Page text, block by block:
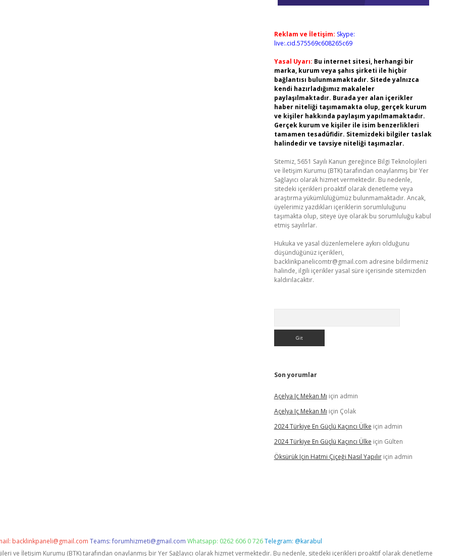
Reklam ve İletişim: Skype:
live:.cid.575569c608265c69
Yasal Uyarı: Bu internet sitesi, herhangi bir
marka, kurum veya şahıs şirketi ile hiçbir
bağlantısı bulunmamaktadır. Sitede yalnızca
kendi hazırladığımız makaleler
paylaşılmaktadır. Burada yer alan içerikler
haber niteliği taşımamakta olup, gerçek kurum
ve kişiler hakkında paylaşım yapılmamaktadır.
Gerçek kurum ve kişiler ile isim benzerlikleri
tamamen tesadüfidir. Sitemizdeki bilgiler taslak
halindedir ve tavsiye niteliği taşımazlar.
Sitemiz, 5651 Sayılı Kanun gereğince Bilgi Teknolojileri
ve İletişim Kurumu (BTK) tarafından onaylanmış bir Yer
Sağlayıcı olarak hizmet vermektedir. Bu nedenle,
sitedeki içerikleri proaktif olarak denetleme veya
araştırma yükümlülüğümüz bulunmamaktadır. Ancak,
üyelerimiz yazdıkları içeriklerin sorumluluğunu
taşımakta olup, siteye üye olarak bu sorumluluğu kabul
etmiş sayılırlar.
Hukuka ve yasal düzenlemelere aykırı olduğunu
düşündüğünüz içerikleri,
backlinkpanelicomtr@gmail.com adresine bildirmeniz
halinde, ilgili içerikler yasal süre içerisinde sitemizden
kaldırılacaktır.
Son yorumlar
Açelya Iç Mekan Mı için admin
Açelya Iç Mekan Mı için Çolak
2024 Türkiye En Güçlü Kaçıncı Ülke için admin
2024 Türkiye En Güçlü Kaçıncı Ülke için Gülten
Öksürük Için Hatmi Çiçeği Nasıl Yapılıriçin admin
backlinkpaneli@gmail.com Teams:forumhizmeti@gmail.com Whatsapp: 0262 606 0 726Telegram: @karabul
ve İletişim Kurumu (BTK) tarafından onaylanmış bir Yer Sağlayıcı olarak hizmet vermektedir. Bu nedenle, sitedeki içerikleri proaktif olarak denetleme